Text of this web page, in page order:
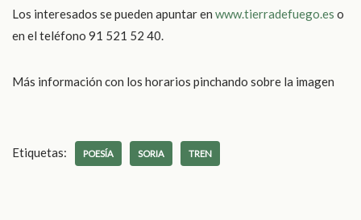
Los interesados se pueden apuntar en www.tierradefuego.es o
en el teléfono 91 521 52 40.
Más información con los horarios pinchando sobre la imagen
Etiquetas: POESÍA SORIA TREN